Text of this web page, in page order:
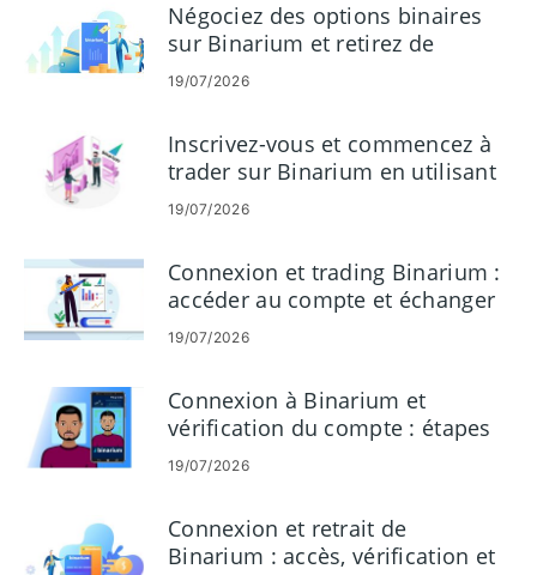
Négociez des options binaires
sur Binarium et retirez de
l'argent
19/07/2026
Inscrivez-vous et commencez à
trader sur Binarium en utilisant
un compte démo
19/07/2026
Connexion et trading Binarium :
accéder au compte et échanger
des options binaires
19/07/2026
Connexion à Binarium et
vérification du compte : étapes
d'accès et documents
19/07/2026
Connexion et retrait de
Binarium : accès, vérification et